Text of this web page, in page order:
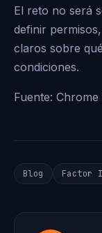
El reto no será
definir
claros sobre
condiciones.
Fuente:
Blog Factor